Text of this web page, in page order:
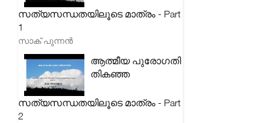
സത്യസന്ധതയിലൂടെ മാത്രം - Part
1
സാക് പുന്നൻ
ആത്മീയ പുരോഗതി
തികഞ്ഞ
സത്യസന്ധതയിലൂടെ മാത്രം - Part
2